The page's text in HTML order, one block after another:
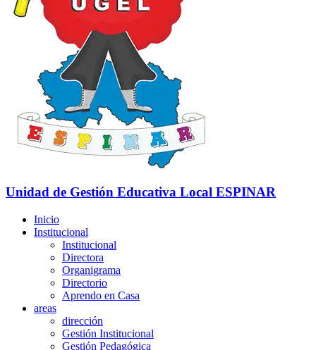
Unidad de Gestión Educativa Local ESPINAR
Inicio
Institucional
Institucional
Directora
Organigrama
Directorio
Aprendo en Casa
areas
dirección
Gestión Institucional
Gestión Pedagógica